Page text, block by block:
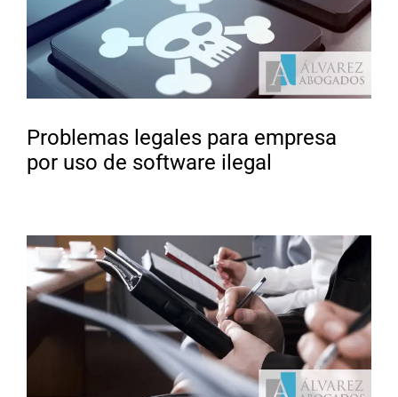
Problemas legales para empresa
por uso de software ilegal